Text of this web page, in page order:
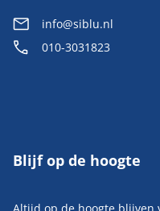
info@siblu.nl
010-3031823
Blijf op de hoogte